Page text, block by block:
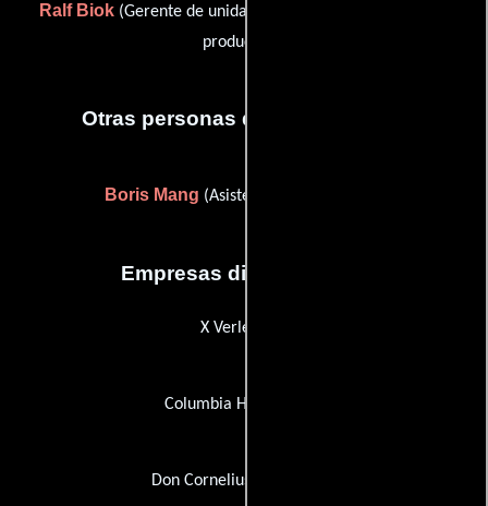
Ralf Biok (Gerente de unidad) y
producción)
Otras personas que participaron
Boris Mang (Asistente de producción)
Empresas distribuidoras
X Verleih AG
Columbia Home Video
Don Cornelius Productions